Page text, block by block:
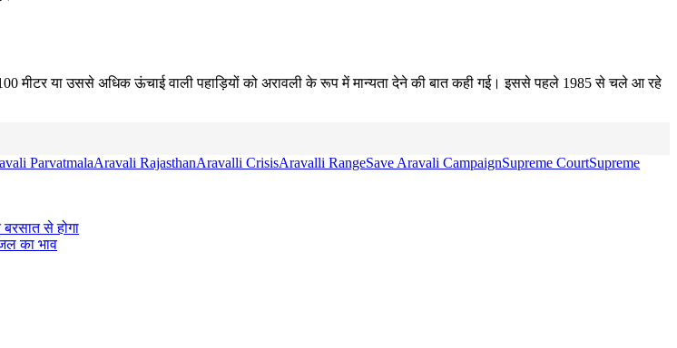
मीटर या उससे अधिक ऊंचाई वाली पहाड़ियों को अरावली के रूप में मान्यता देने की बात कही गई। इससे पहले 1985 से चले आ रहे
ParvatmalaAravali RajasthanAravalli CrisisAravalli RangeSave Aravali CampaignSupreme CourtSupreme
से होगा
का भाव